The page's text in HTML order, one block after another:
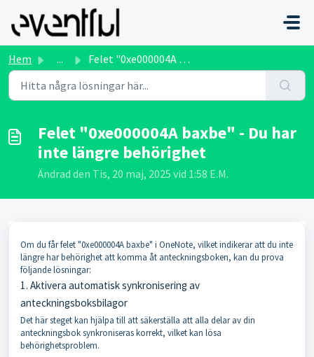
Hoppa över till huvudinnehåll
Hem ... Felet "0xe000004A baxbe" - Du har inte längre b...
Felet "0xe000004A baxbe" - Du har
inte längre behörighet
Ändrad den Tis, 20 maj, 2025 vid 1:58 E.M.
Om du får felet "0xe000004A baxbe" i OneNote, vilket indikerar att du inte
längre har behörighet att komma åt anteckningsboken, kan du prova
följande lösningar:
1. Aktivera automatisk synkronisering av
anteckningsboksbilagor
Det här steget kan hjälpa till att säkerställa att alla delar av din
anteckningsbok synkroniseras korrekt, vilket kan lösa
behörighetsproblem.